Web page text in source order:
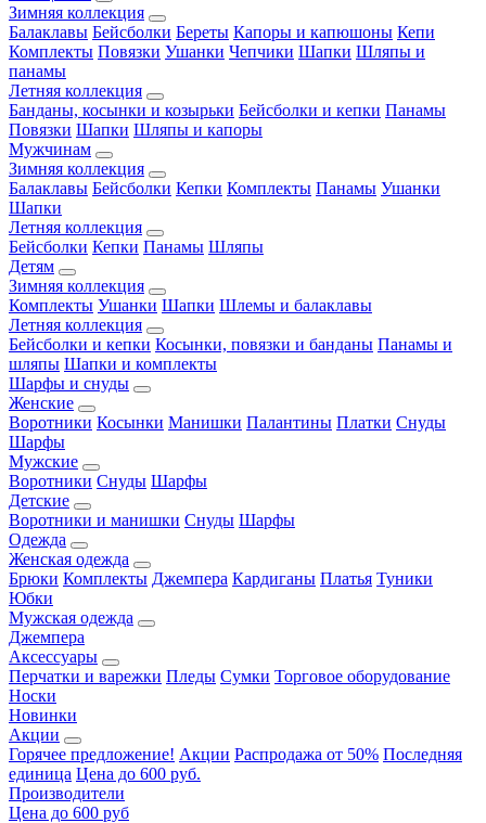
Зимняя коллекция
Балаклавы Бейсболки Береты Капоры и капюшоны Кепи
Комплекты Повязки Ушанки Чепчики Шапки Шляпы и
панамы
Летняя коллекция
Банданы, косынки и козырьки Бейсболки и кепки Панамы
Повязки Шапки Шляпы и капоры
Мужчинам
Зимняя коллекция
Балаклавы Бейсболки Кепки Комплекты Панамы Ушанки
Шапки
Летняя коллекция
Бейсболки Кепки Панамы Шляпы
Детям
Зимняя коллекция
Комплекты Ушанки Шапки Шлемы и балаклавы
Летняя коллекция
Бейсболки и кепки Косынки, повязки и банданы Панамы и
шляпы Шапки и комплекты
Шарфы и снуды
Женские
Воротники Косынки Манишки Палантины Платки Снуды
Шарфы
Мужские
Воротники Снуды Шарфы
Детские
Воротники и манишки Снуды Шарфы
Одежда
Женская одежда
Брюки Комплекты Джемпера Кардиганы Платья Туники
Юбки
Мужская одежда
Джемпера
Аксессуары
Перчатки и варежки Пледы Сумки Торговое оборудование
Носки
Новинки
Акции
Горячее предложение! Акции Распродажа от 50% Последняя
единица Цена до 600 руб.
Производители
Цена до 600 руб